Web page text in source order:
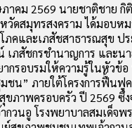
าคม 2569 นายชาติชาย กิ
ดสมุทรสงคราม ได้มอบห
ภคและเภสัชสาธารณสุข ป
เภสัชกรชำนาญการ และ
ากรอบรมให้ความรู้ในหัว
ชน” ภายใต้โครงการฟื้น
ภาพครอบครัว ปี 2569 ซึ่ง
วนอู โรงพยาบาลสมเด็จ